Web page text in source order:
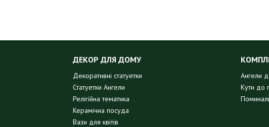
ДЕКОР ДЛЯ ДОМУ
Декоративні статуетки
Статуетки Ангели
Релігійна тематика
Керамічна посуда
Вази для квітів
Ангели
Кути до